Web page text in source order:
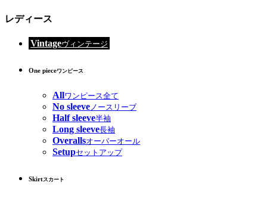
レディース
Vintageヴィンテージ
One pieceワンピース
Allワンピース全て
No sleeveノースリーブ
Half sleeve半袖
Long sleeve長袖
Overallsオーバーオール
Setupセットアップ
Skirtスカート